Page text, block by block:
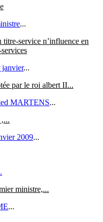
...
service n’influence en
janvier...
par le roi albert II...
MARTENS...
2009...
ministre,...
...